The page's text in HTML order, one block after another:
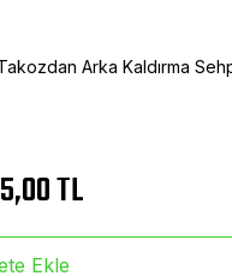
Arka Kaldırma
TL
Ekle